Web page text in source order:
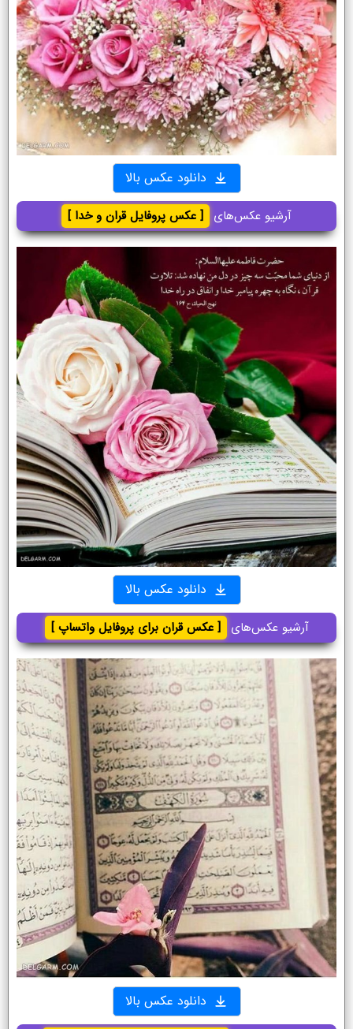
دانلود عکس بالا
آرشیو عکس‌های [ عکس پروفایل قران و خدا ]
دانلود عکس بالا
آرشیو عکس‌های [ عکس قران برای پروفایل واتساپ ]
دانلود عکس بالا